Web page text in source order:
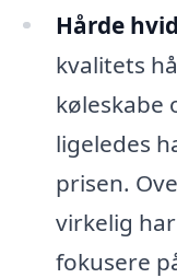
Hårde
kvalitets
køleskabe
ligeledes
prisen.
virkelig
fokusere